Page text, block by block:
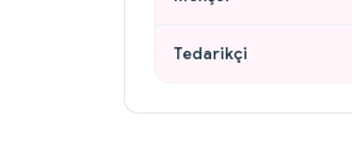
Tedarikçi